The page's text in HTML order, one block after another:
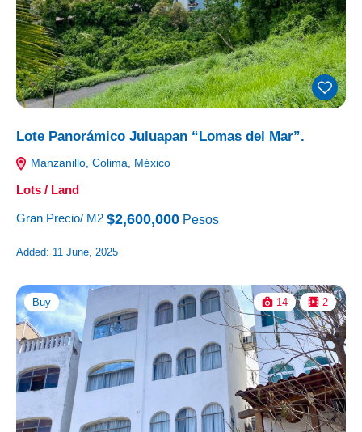
Lote Panorámico Juluapan “Lomas del Mar”.
Manzanillo, Colima, México
Lots / Land
Gran Precio/ M2 $2,600,000 Pesos
Added: 11 June, 2025
Buy 14 2